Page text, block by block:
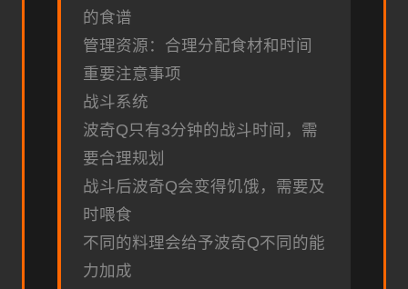
的食谱
管理资源：合理分配食材和时间
重要注意事项
战斗系统
波奇Q只有3分钟的战斗时间，需
要合理规划
战斗后波奇Q会变得饥饿，需要及
时喂食
不同的料理会给予波奇Q不同的能
力加成